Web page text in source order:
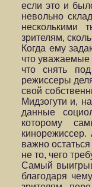
если это и
невольно
несколькими
зрителям,
Когда ему
что уважаемые
что снять
режиссеры
свой
Мидзогути и,
данные
которому
кинорежиссер.
важно
не то, чего
Самый
благодаря